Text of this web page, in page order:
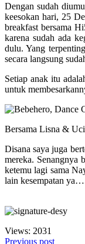
Dengan sudah
keesokan hari, 25
breakfast bersama
karena sudah ada
dulu. Yang
secara langsung
Setiap anak itu
untuk
Bersama Lisna & Uci
Disana saya juga
mereka. Senangnya
ketemu lagi sama
lain kesempatan
Views: 2031
Previous post